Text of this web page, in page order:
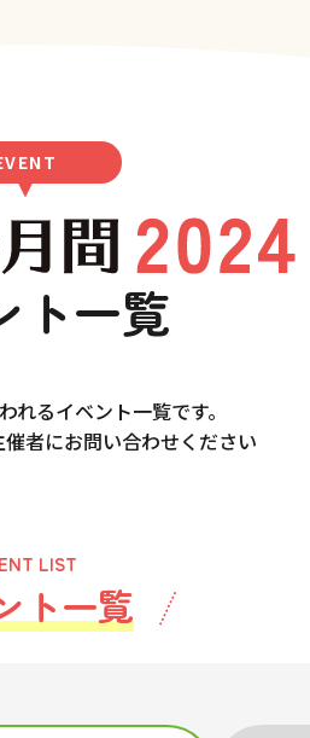
ト一覧
れるイベント一覧です。
者にお問い合わせください
LIST
ト一覧